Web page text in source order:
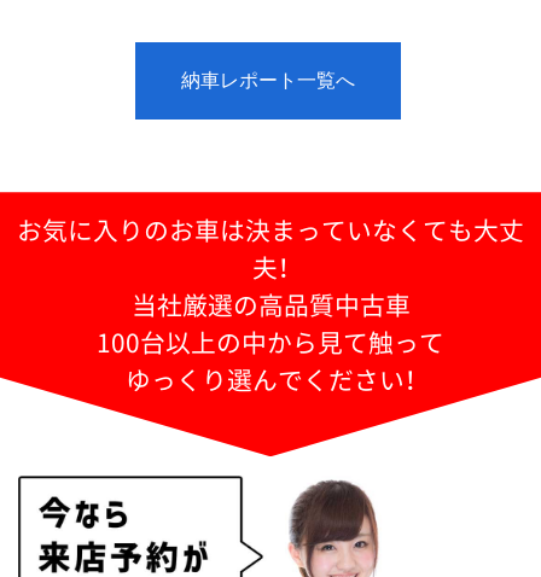
納車レポート一覧へ
お気に入りのお車は決まっていなくても大丈
夫！
当社厳選の高品質中古車
100台以上の中から見て触って
ゆっくり選んでください！